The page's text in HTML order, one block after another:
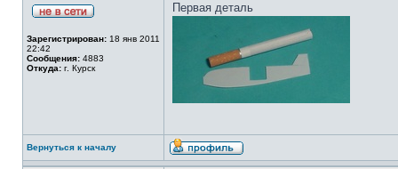
Зарегистрирован: 18 янв 2011
22:42
Сообщения: 4883
Откуда: г. Курск
Первая деталь
Вернуться к началу